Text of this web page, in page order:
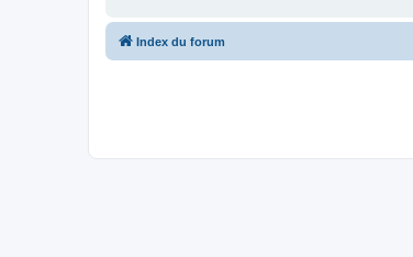
Index du forum